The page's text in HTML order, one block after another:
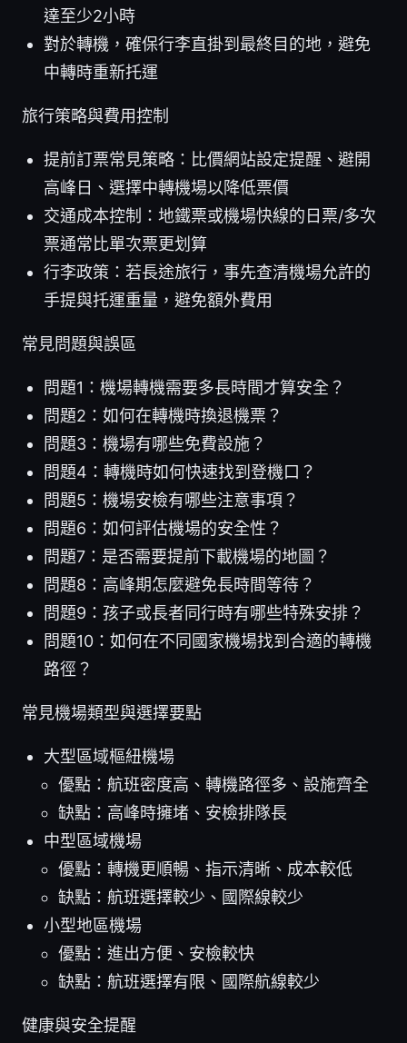
達至少2小時
對於轉機，確保行李直掛到最終目的地，避免
中轉時重新托運
旅行策略與費用控制
提前訂票常見策略：比價網站設定提醒、避開
高峰日、選擇中轉機場以降低票價
交通成本控制：地鐵票或機場快線的日票/多次
票通常比單次票更划算
行李政策：若長途旅行，事先查清機場允許的
手提與托運重量，避免額外費用
常見問題與誤區
問題1：機場轉機需要多長時間才算安全？
問題2：如何在轉機時換退機票？
問題3：機場有哪些免費設施？
問題4：轉機時如何快速找到登機口？
問題5：機場安檢有哪些注意事項？
問題6：如何評估機場的安全性？
問題7：是否需要提前下載機場的地圖？
問題8：高峰期怎麼避免長時間等待？
問題9：孩子或長者同行時有哪些特殊安排？
問題10：如何在不同國家機場找到合適的轉機
路徑？
常見機場類型與選擇要點
大型區域樞紐機場
優點：航班密度高、轉機路徑多、設施齊全
缺點：高峰時擁堵、安檢排隊長
中型區域機場
優點：轉機更順暢、指示清晰、成本較低
缺點：航班選擇較少、國際線較少
小型地區機場
優點：進出方便、安檢較快
缺點：航班選擇有限、國際航線較少
健康與安全提醒